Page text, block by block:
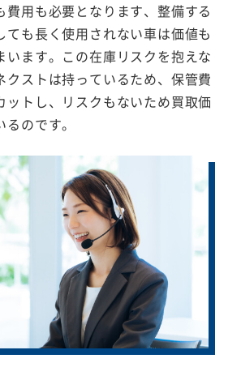
費用も必要となります、整備する
ても長く使用されない車は価値も
います。この在庫リスクを抱えな
クストは持っているため、保管費
ットし、リスクもないため買取価
のです。